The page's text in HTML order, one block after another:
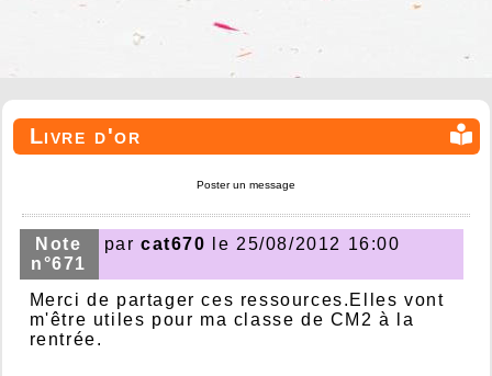
Livre d'or
Poster un message
Note
n°671
par cat670 le 25/08/2012 16:00
Merci de partager ces ressources.Elles vont
m'être utiles pour ma classe de CM2 à la
rentrée.